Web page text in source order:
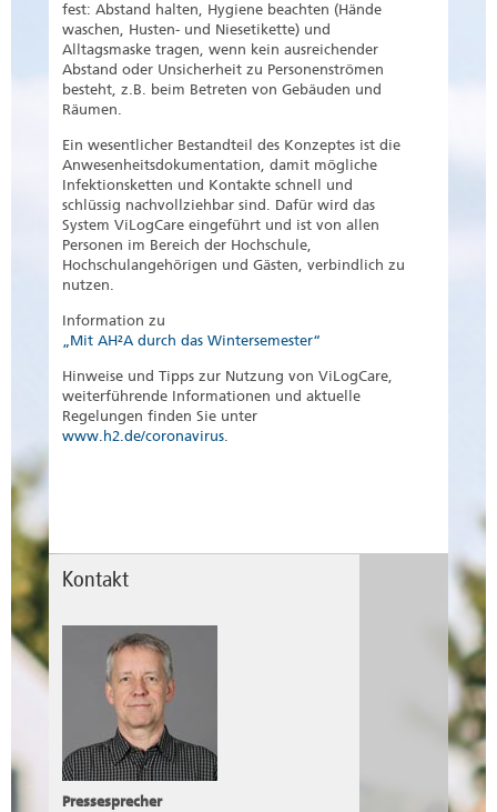
fest: Abstand halten, Hygiene beachten (Hände
waschen, Husten- und Niesetikette) und
Alltagsmaske tragen, wenn kein ausreichender
Abstand oder Unsicherheit zu Personenströmen
besteht, z.B. beim Betreten von Gebäuden und
Räumen.
Ein wesentlicher Bestandteil des Konzeptes ist die
Anwesenheitsdokumentation, damit mögliche
Infektionsketten und Kontakte schnell und
schlüssig nachvollziehbar sind. Dafür wird das
System ViLogCare eingeführt und ist von allen
Personen im Bereich der Hochschule,
Hochschulangehörigen und Gästen, verbindlich zu
nutzen.
Information zu
„Mit AH²A durch das Wintersemester“
Hinweise und Tipps zur Nutzung von ViLogCare,
weiterführende Informationen und aktuelle
Regelungen finden Sie unter
www.h2.de/coronavirus.
Kontakt
Pressesprecher